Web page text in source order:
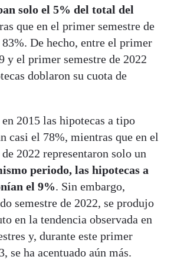
solo el 5% del total del
que en el primer semestre de
De hecho, entre el primer
y el primer semestre de 2022
doblaron su cuota de
2015 las hipotecas a tipo
casi el 78%, mientras que en el
2022 representaron solo un
periodo, las hipotecas a
el 9%. Sin embargo,
semestre de 2022, se produjo
en la tendencia observada en
y, durante este primer
se ha acentuado aún más.